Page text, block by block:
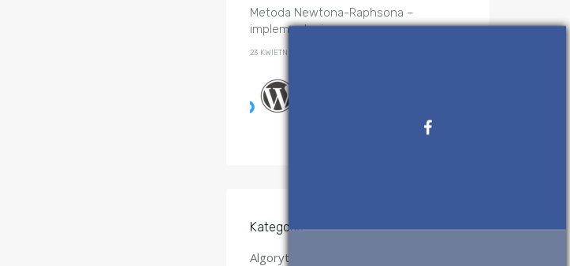
Metoda Newtona-Raphsona –
implementacje
23 KWIETNIA, 2017
Kategorie
Algorytmy